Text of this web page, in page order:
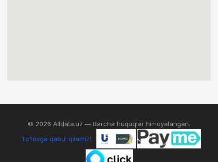
© 2026 Alldata.uz — Barcha huquqlar himoyalangan.
To'lovga qabul qilamiz!